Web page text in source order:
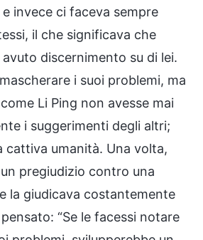
invece ci faceva sempre
il che significava che
discernimento su di lei.
i suoi problemi, ma
Li Ping non avesse mai
i suggerimenti degli altri;
cattiva umanità. Una volta,
pregiudizio contro una
la giudicava costantemente
“Se le facessi notare